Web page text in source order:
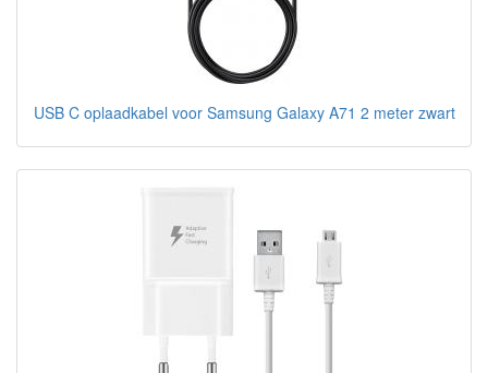
USB C oplaadkabel voor Samsung Galaxy A71 2 meter zwart